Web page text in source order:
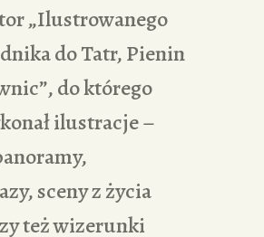
„Ilustrowanego
do Tatr, Pienin
do którego
ilustracje –
sceny z życia
też wizerunki